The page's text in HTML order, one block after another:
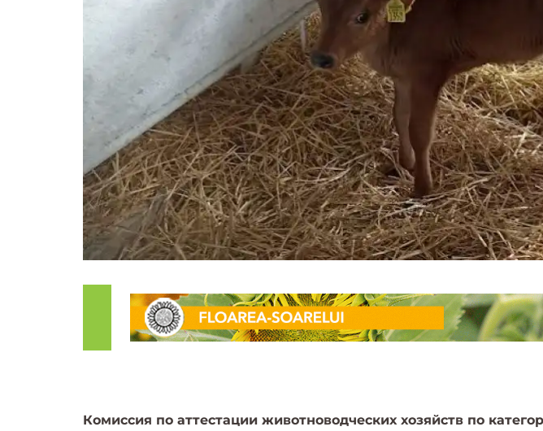
Комиссия по аттестации животноводческих хозяйств по